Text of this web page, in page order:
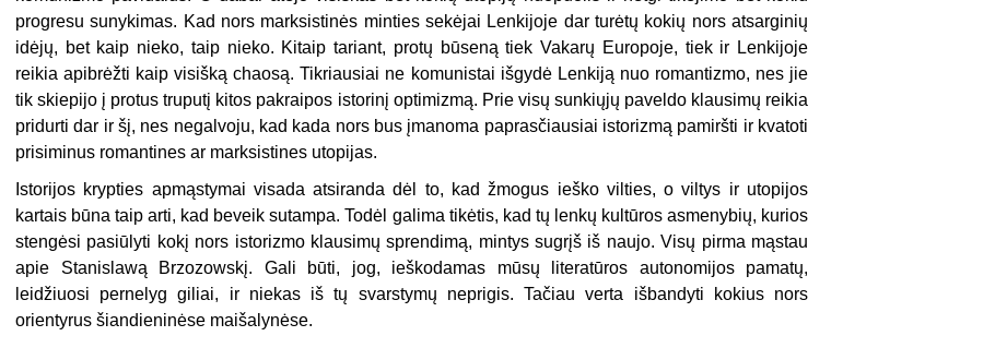
progresu sunykimas. Kad nors marksistinės minties sekėjai Lenkijoje dar turėtų kokių nors atsarginių
idėjų, bet kaip nieko, taip nieko. Kitaip tariant, protų būseną tiek Vakarų Europoje, tiek ir Lenkijoje
reikia apibrėžti kaip visišką chaosą. Tikriausiai ne komunistai išgydė Lenkiją nuo romantizmo, nes jie
tik skiepijo į protus truputį kitos pakraipos istorinį opti­mizmą. Prie visų sunkiųjų paveldo klausimų reikia
pridurti dar ir šį, nes ne­galvoju, kad kada nors bus įmanoma paprasčiausiai istorizmą pamiršti ir kvatoti
prisiminus romantines ar marksistines utopijas.
Istorijos krypties apmąstymai visada atsiranda dėl to, kad žmogus ieško vil­ties, o viltys ir utopijos
kartais būna taip arti, kad beveik sutampa. Todėl galima tikėtis, kad tų lenkų kultūros asmenybių, kurios
stengėsi pasiūlyti kokį nors istorizmo klausimų sprendimą, mintys sugrįš iš naujo. Visų pirma mąstau
apie Stanislawą Brzozowskį. Gali būti, jog, ieškodamas mūsų literatūros autonomijos pamatų,
leidžiuosi pernelyg giliai, ir niekas iš tų svarstymų neprigis. Tačiau verta išbandyti kokius nors
orientyrus šiandieninėse maišalynėse.